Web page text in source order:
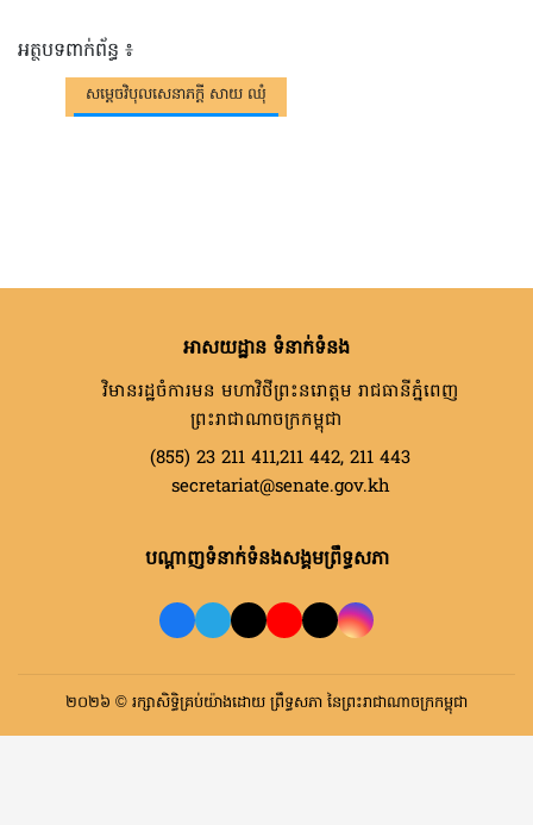
អត្ថបទពាក់ព័ន្ធ ៖
សម្តេចវិបុលសេនាភក្តី សាយ ឈុំ
អាសយដ្ឋាន ទំនាក់ទំនង
វិមានរដ្ឋចំការមន មហាវិថីព្រះនរោត្តម រាជធានីភ្នំពេញ
ព្រះរាជាណាចក្រកម្ពុជា
(855) 23 211 411,211 442, 211 443
secretariat@senate.gov.kh
បណ្តាញទំនាក់ទំនងសង្គមព្រឹទ្ធសភា
២០២៦ © រក្សាសិទ្ធិគ្រប់យ៉ាងដោយ ព្រឹទ្ធសភា នៃព្រះរាជាណាចក្រកម្ពុជា